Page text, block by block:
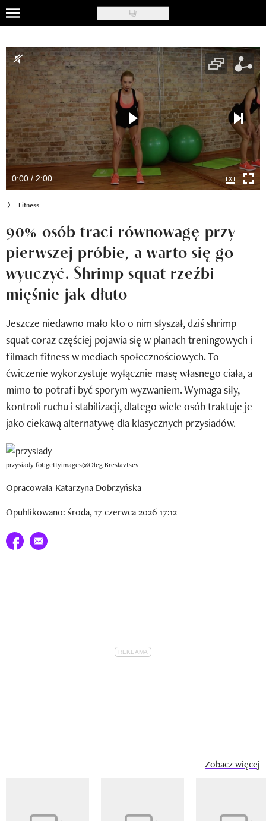
Skip
to
main
content
Moda
Ślub i wesele
Styl życia
Nasze akcje
Inspiracje
Newsy
Newsletter
Wizaz Summer Influ School
Mój profil / Zarejestruj się
0:00 / 2:00
Fitness
90% osób traci równowagę przy
pierwszej próbie, a warto się go
wyuczyć. Shrimp squat rzeźbi
mięśnie jak dłuto
Jeszcze niedawno mało kto o nim słyszał, dziś shrimp
squat coraz częściej pojawia się w planach treningowych i
filmach fitness w mediach społecznościowych. To
ćwiczenie wykorzystuje wyłącznie masę własnego ciała, a
mimo to potrafi być sporym wyzwaniem. Wymaga siły,
kontroli ruchu i stabilizacji, dlatego wiele osób traktuje je
jako ciekawą alternatywę dla klasycznych przysiadów.
przysiady fot:gettyimages@Oleg Breslavtsev
Opracowała Katarzyna Dobrzyńska
Opublikowano: środa, 17 czerwca 2026 17:12
Udostępnij na facebook
E-mail do przyjaciela
Zobacz więcej